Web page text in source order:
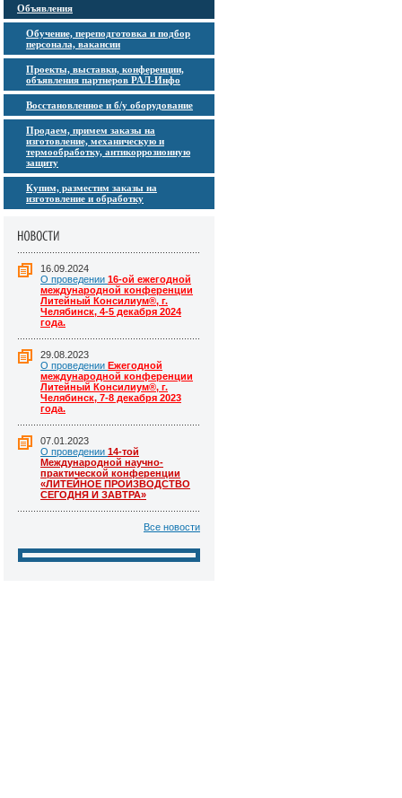
Объявления
Обучение, переподготовка и подбор
персонала, вакансии
Проекты, выставки, конференции,
объявления партнеров РАЛ-Инфо
Восстановленное и б/у оборудование
Продаем, примем заказы на
изготовление, механическую и
термообработку, антикоррозионную
защиту
Купим, разместим заказы на
изготовление и обработку
16.09.2024
О проведении 16-ой ежегодной
международной конференции
Литейный Консилиум®, г.
Челябинск, 4-5 декабря 2024
года.
29.08.2023
О проведении Ежегодной
международной конференции
Литейный Консилиум®, г.
Челябинск, 7-8 декабря 2023
года.
07.01.2023
О проведении 14-той
Международной научно-
практической конференции
«ЛИТЕЙНОЕ ПРОИЗВОДСТВО
СЕГОДНЯ И ЗАВТРА»
Все новости